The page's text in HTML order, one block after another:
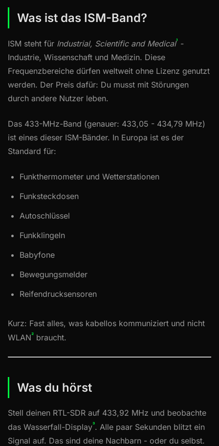
Was ist das ISM-Band?
ISM steht für Industrial, Scientific and Medical¹ -
Industrie, Wissenschaft und Medizin. Diese
Frequenzbereiche dürfen weltweit ohne Lizenz genutzt
werden. Der Preis dafür: Du musst mit Störungen
durch andere Nutzer leben.
Das 433-MHz-Band (genauer: 433,05 - 434,79 MHz)
ist eines dieser ISM-Bänder. In Europa ist es der
Standard für:
Funkthermometer und Wetterstationen
Funksteckdosen
Autoschlüssel
Funkklingeln
Babyfone
Bewegungsmelder
Reifendrucksensoren
Kurz: Fast alles, was kabellos kommuniziert und nicht
WLAN² braucht.
Was du hörst
Stell deinen RTL-SDR auf 433,92 MHz und beobachte
das Wasserfall-Display³. Alle paar Sekunden blitzt ein
Signal auf. Das sind deine Nachbarn - oder du selbst.